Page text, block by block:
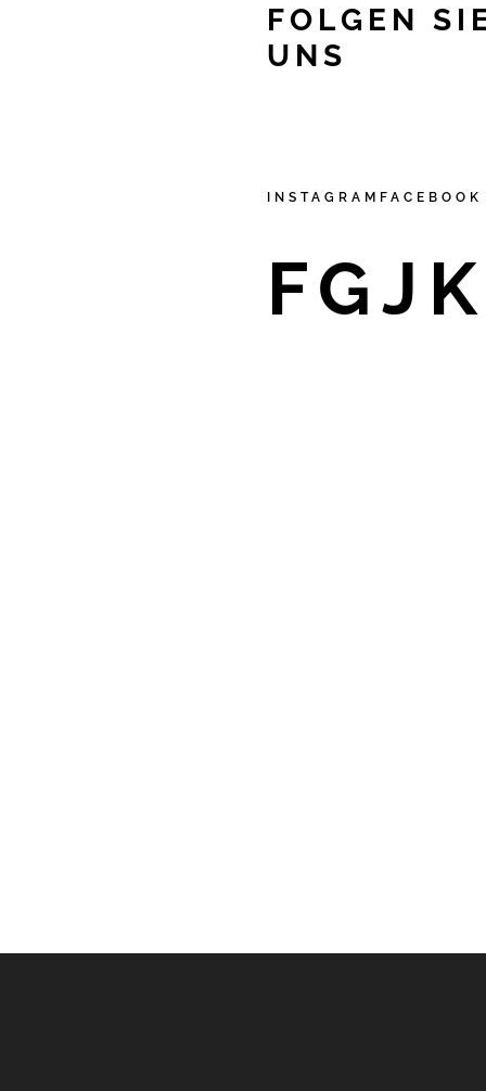
FOLGEN
UNS
INSTAGRAM FACEBOOK